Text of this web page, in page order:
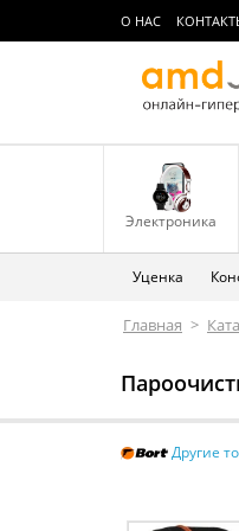
О НАС
Электроника
Уценка
Главная >
Другие